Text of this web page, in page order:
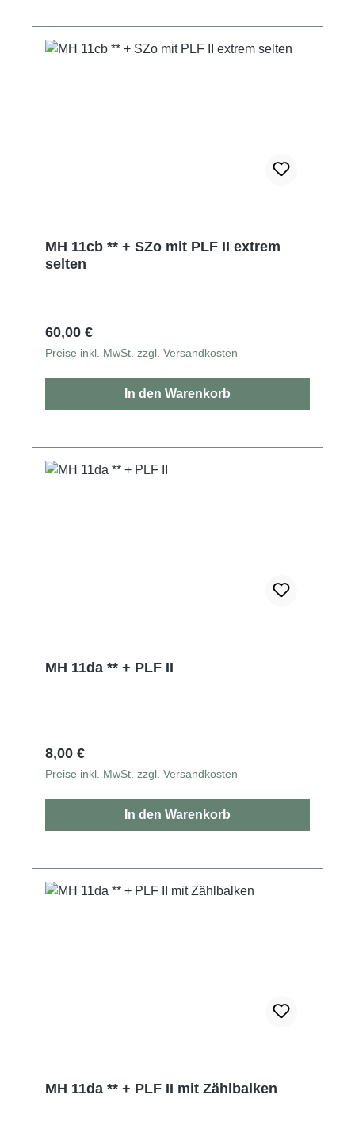
MH 11cb ** + SZo mit PLF II extrem
selten
Regulärer Preis:
60,00 €
Preise inkl. MwSt. zzgl. Versandkosten
In den Warenkorb
MH 11da ** + PLF II
Regulärer Preis:
8,00 €
Preise inkl. MwSt. zzgl. Versandkosten
In den Warenkorb
MH 11da ** + PLF II mit Zählbalken